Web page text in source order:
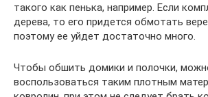
такого как пенька, например. Если
дерева, то его придется обмотать
поэтому ее уйдет достаточно много.
Чтобы обшить домики и полочки,
воспользоваться таким плотным